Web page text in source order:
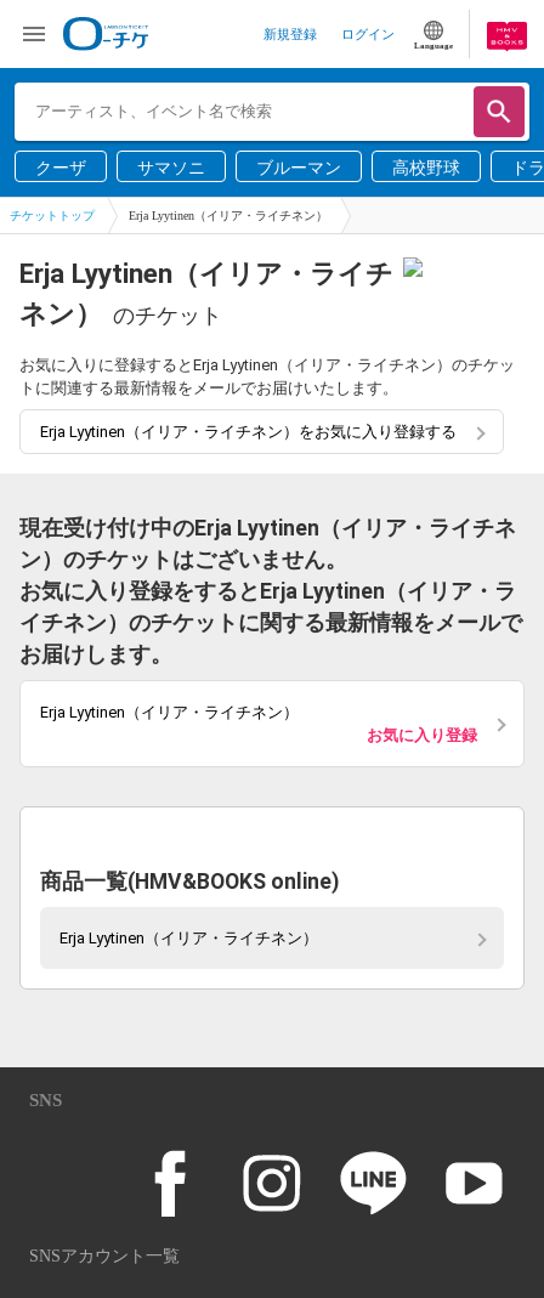
新規登録 ログイン
Language
クーザ サマソニ ブルーマン 高校野球 ド
チケットトップ Erja Lyytinen（イリア・ライチネン）
Erja Lyytinen（イリア・ライチ
ネン）
のチケット
お気に入りに登録するとErja Lyytinen（イリア・ライチネン）のチケッ
トに関連する最新情報をメールでお届けいたします。
Erja Lyytinen（イリア・ライチネン）をお気に入り登録する
現在受け付け中のErja Lyytinen（イリア・ライチネ
ン）のチケットはございません。
お気に入り登録をするとErja Lyytinen（イリア・ラ
イチネン）のチケットに関する最新情報をメールで
お届けします。
Erja Lyytinen（イリア・ライチネン）
お気に入り登録
商品一覧(HMV&BOOKS online)
Erja Lyytinen（イリア・ライチネン）
SNS
SNSアカウント一覧